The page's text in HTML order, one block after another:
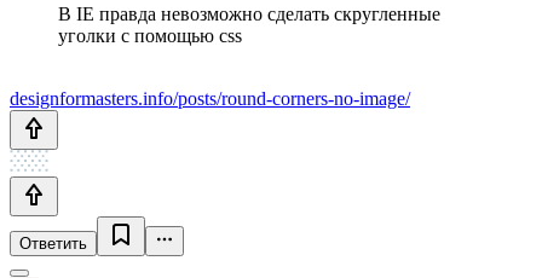
В IE правда невозможно сделать скругленные
уголки с помощью css
designformasters.info/posts/round-corners-no-image/
Ответить